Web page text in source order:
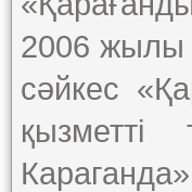
2006 жылы
сәйкес
қызметті